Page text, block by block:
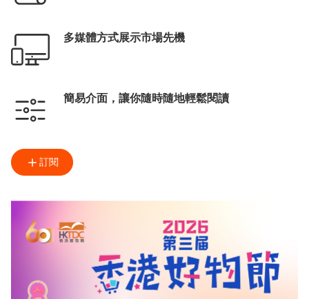
多媒體方式展示市場先機
簡易介面，讓你隨時隨地輕鬆閱讀
訂閱